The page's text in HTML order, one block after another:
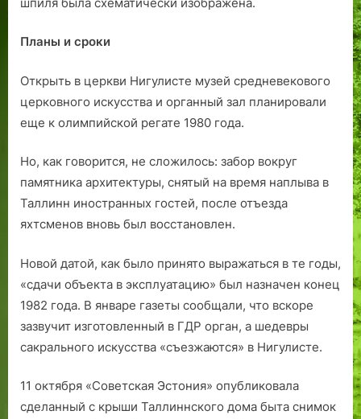
Планы и сроки
Открыть в церкви Нигулисте музей средневекового
церковного искусства и органный зал планировали
еще к олимпийской регате 1980 года.
Но, как говорится, не сложилось: забор вокруг
памятника архитектуры, снятый на время наплыва в
Таллинн иностранных гостей, после отъезда
яхтсменов вновь был восстановлен.
Новой датой, как было принято выражаться в те годы,
«сдачи объекта в эксплуатацию» был назначен конец
1982 года. В январе газеты сообщали, что вскоре
зазвучит изготовленный в ГДР орган, а шедевры
сакрального искусства «съезжаются» в Нигулисте.
11 октября «Советская Эстония» опубликовала
сделанный с крыши Таллиннского дома быта снимок